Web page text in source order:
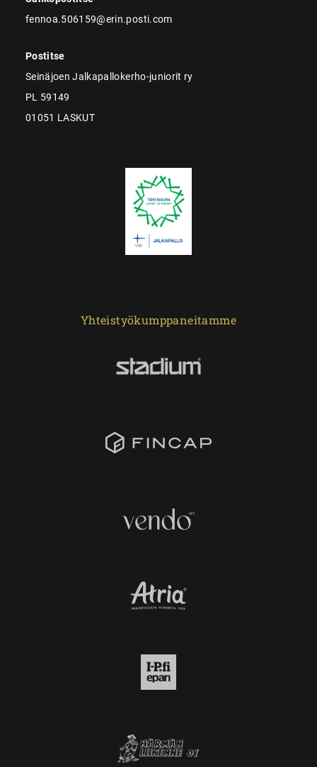
fennoa.506159@erin.posti.com
Postitse
Seinäjoen Jalkapallokerho-juniorit ry
PL 59149
01051 LASKUT
Yhteistyökumppaneitamme